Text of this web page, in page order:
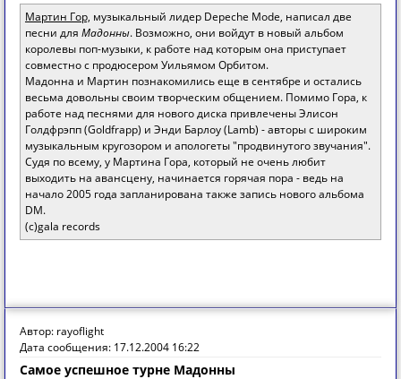
Мартин Гор, музыкальный лидер Depeche Mode, написал две
песни для Мадонны. Возможно, они войдут в новый альбом
королевы поп-музыки, к работе над которым она приступает
совместно с продюсером Уильямом Орбитом.
Мадонна и Мартин познакомились еще в сентябре и остались
весьма довольны своим творческим общением. Помимо Гора, к
работе над песнями для нового диска привлечены Элисон
Голдфрэпп (Goldfrapp) и Энди Барлоу (Lamb) - авторы с широким
музыкальным кругозором и апологеты "продвинутого звучания".
Судя по всему, у Мартина Гора, который не очень любит
выходить на авансцену, начинается горячая пора - ведь на
начало 2005 года запланирована также запись нового альбома
DM.
(c)gala records
Автор: rayoflight
Дата сообщения: 17.12.2004 16:22
Самое успешноe турне Мадонны